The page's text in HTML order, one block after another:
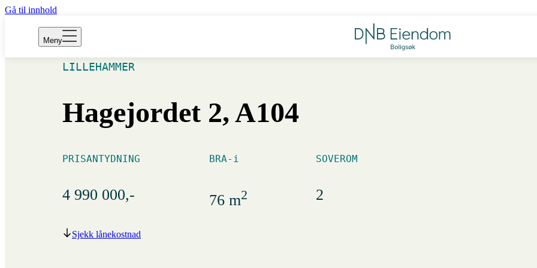
Gå til innhold
Meny
PLANTEGNING
LILLEHAMMER
Hagejordet 2, A104
PRISANTYDNING
4 990 000,-
BRA-i
76 m2
SOVEROM
2
Sjekk lånekostnad